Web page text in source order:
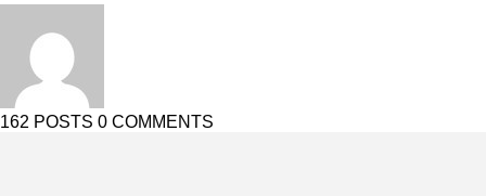
162 POSTS 0 COMMENTS